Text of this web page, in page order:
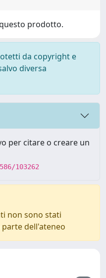
prodotto.
da copyright e
diversa
per citare o creare un
103262
non sono stati
dell'ateneo